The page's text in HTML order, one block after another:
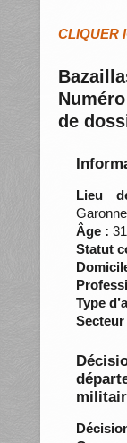
CLIQUER
de
Lieu
Garonne
Âge :
Statut
Type
Secteur